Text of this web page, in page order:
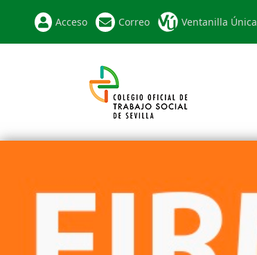
Acceso Correo Ventanilla Única